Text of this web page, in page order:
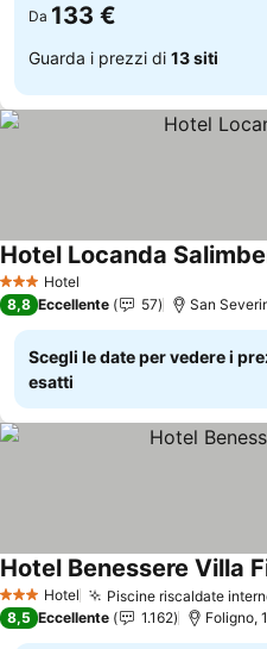
Da 133 €
Guarda i prezzi di 13 siti
3 StelleHotel
Hotel Locanda
8,8 Eccellente 57 San
Scegli le date per vedere i
esatti
3 StelleHotel Piscine riscaldate
Hotel Benessere Villa
8,5 Eccellente 1.162 Foligno,